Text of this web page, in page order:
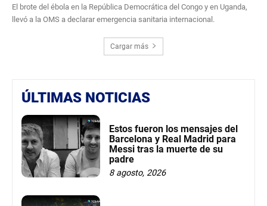
El brote del ébola en la República Democrática del Congo y en Uganda,
llevó a la OMS a declarar emergencia sanitaria internacional.
Cargar más
ÚLTIMAS NOTICIAS
Estos fueron los mensajes del
Barcelona y Real Madrid para
Messi tras la muerte de su
padre
8 agosto, 2026